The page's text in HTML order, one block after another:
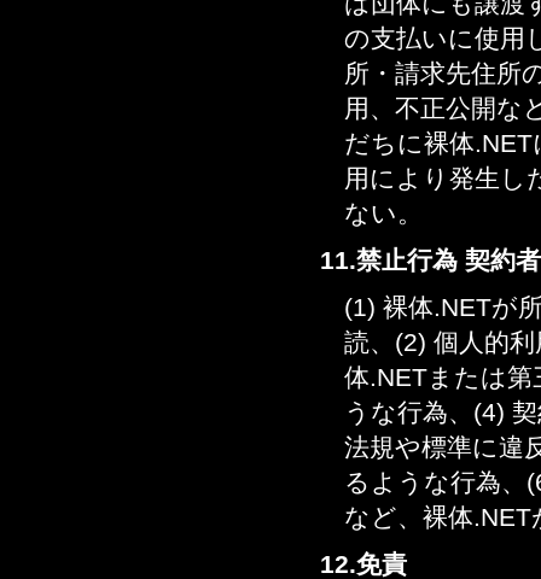
の支払いに使用
所・請求先住所
用、不正公開な
だちに裸体
用により発生し
ない。
11.禁止行為 契約
(1) 裸体.NETが
読、(2) 個人的
体.NETまたは
うな行為、(4)
法規や標準に違
るような行為、
など、裸体
12.免責